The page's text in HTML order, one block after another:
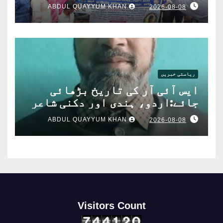
2026-08-08
ABDUL QUAYYUM KHAN
ریاستی خبریں
ایس آئی آر کی تاریخ بڑھائی
جائے:اردو، ہندی اور دکنی شاعر
میرؔبیدری کامطالبہ
2026-08-08
ABDUL QUAYYUM KHAN